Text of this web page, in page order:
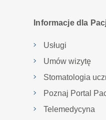
Informacje dla
Usługi
Umów wizytę
Stomatologia
Poznaj Portal
Telemedycyna